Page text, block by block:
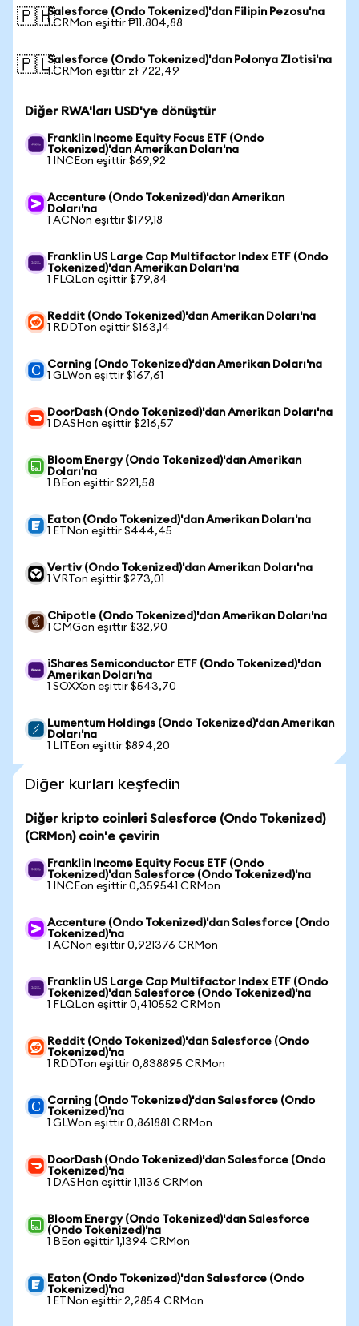
🇵🇭Salesforce (Ondo Tokenized)'dan Filipin Pezosu'na
1 CRMon eşittir ₱11.804,88
🇵🇱Salesforce (Ondo Tokenized)'dan Polonya Zlotisi'na
1 CRMon eşittir zł 722,49
Diğer RWA'ları USD'ye dönüştür
Franklin Income Equity Focus ETF (Ondo
Tokenized)'dan Amerikan Doları'na
1 INCEon eşittir $69,92
Accenture (Ondo Tokenized)'dan Amerikan
Doları'na
1 ACNon eşittir $179,18
Franklin US Large Cap Multifactor Index ETF (Ondo
Tokenized)'dan Amerikan Doları'na
1 FLQLon eşittir $79,84
Reddit (Ondo Tokenized)'dan Amerikan Doları'na
1 RDDTon eşittir $163,14
Corning (Ondo Tokenized)'dan Amerikan Doları'na
1 GLWon eşittir $167,61
DoorDash (Ondo Tokenized)'dan Amerikan Doları'na
1 DASHon eşittir $216,57
Bloom Energy (Ondo Tokenized)'dan Amerikan
Doları'na
1 BEon eşittir $221,58
Eaton (Ondo Tokenized)'dan Amerikan Doları'na
1 ETNon eşittir $444,45
Vertiv (Ondo Tokenized)'dan Amerikan Doları'na
1 VRTon eşittir $273,01
Chipotle (Ondo Tokenized)'dan Amerikan Doları'na
1 CMGon eşittir $32,90
iShares Semiconductor ETF (Ondo Tokenized)'dan
Amerikan Doları'na
1 SOXXon eşittir $543,70
Lumentum Holdings (Ondo Tokenized)'dan Amerikan
Doları'na
1 LITEon eşittir $894,20
Diğer kurları keşfedin
Diğer kripto coinleri Salesforce (Ondo Tokenized)
(CRMon) coin'e çevirin
Franklin Income Equity Focus ETF (Ondo
Tokenized)'dan Salesforce (Ondo Tokenized)'na
1 INCEon eşittir 0,359541 CRMon
Accenture (Ondo Tokenized)'dan Salesforce (Ondo
Tokenized)'na
1 ACNon eşittir 0,921376 CRMon
Franklin US Large Cap Multifactor Index ETF (Ondo
Tokenized)'dan Salesforce (Ondo Tokenized)'na
1 FLQLon eşittir 0,410552 CRMon
Reddit (Ondo Tokenized)'dan Salesforce (Ondo
Tokenized)'na
1 RDDTon eşittir 0,838895 CRMon
Corning (Ondo Tokenized)'dan Salesforce (Ondo
Tokenized)'na
1 GLWon eşittir 0,861881 CRMon
DoorDash (Ondo Tokenized)'dan Salesforce (Ondo
Tokenized)'na
1 DASHon eşittir 1,1136 CRMon
Bloom Energy (Ondo Tokenized)'dan Salesforce
(Ondo Tokenized)'na
1 BEon eşittir 1,1394 CRMon
Eaton (Ondo Tokenized)'dan Salesforce (Ondo
Tokenized)'na
1 ETNon eşittir 2,2854 CRMon